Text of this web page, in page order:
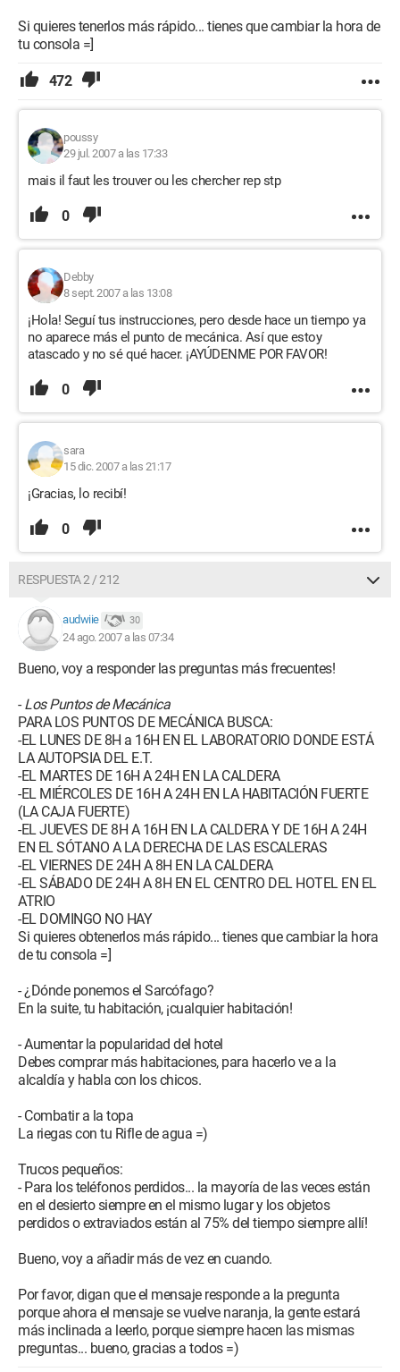
Si quieres tenerlos más rápido... tienes que cambiar la hora de
tu consola =]
472
poussy
29 jul. 2007 a las 17:33
mais il faut les trouver ou les chercher rep stp
0
Debby
8 sept. 2007 a las 13:08
¡Hola! Seguí tus instrucciones, pero desde hace un tiempo ya
no aparece más el punto de mecánica. Así que estoy
atascado y no sé qué hacer. ¡AYÚDENME POR FAVOR!
0
sara
15 dic. 2007 a las 21:17
¡Gracias, lo recibí!
0
RESPUESTA 2 / 212
audwiie 30
24 ago. 2007 a las 07:34
Bueno, voy a responder las preguntas más frecuentes!
- Los Puntos de Mecánica
PARA LOS PUNTOS DE MECÁNICA BUSCA:
-EL LUNES DE 8H a 16H EN EL LABORATORIO DONDE ESTÁ
LA AUTOPSIA DEL E.T.
-EL MARTES DE 16H A 24H EN LA CALDERA
-EL MIÉRCOLES DE 16H A 24H EN LA HABITACIÓN FUERTE
(LA CAJA FUERTE)
-EL JUEVES DE 8H A 16H EN LA CALDERA Y DE 16H A 24H
EN EL SÓTANO A LA DERECHA DE LAS ESCALERAS
-EL VIERNES DE 24H A 8H EN LA CALDERA
-EL SÁBADO DE 24H A 8H EN EL CENTRO DEL HOTEL EN EL
ATRIO
-EL DOMINGO NO HAY
Si quieres obtenerlos más rápido... tienes que cambiar la hora
de tu consola =]
- ¿Dónde ponemos el Sarcófago?
En la suite, tu habitación, ¡cualquier habitación!
- Aumentar la popularidad del hotel
Debes comprar más habitaciones, para hacerlo ve a la
alcaldía y habla con los chicos.
- Combatir a la topa
La riegas con tu Rifle de agua =)
Trucos pequeños:
- Para los teléfonos perdidos... la mayoría de las veces están
en el desierto siempre en el mismo lugar y los objetos
perdidos o extraviados están al 75% del tiempo siempre allí!
Bueno, voy a añadir más de vez en cuando.
Por favor, digan que el mensaje responde a la pregunta
porque ahora el mensaje se vuelve naranja, la gente estará
más inclinada a leerlo, porque siempre hacen las mismas
preguntas... bueno, gracias a todos =)